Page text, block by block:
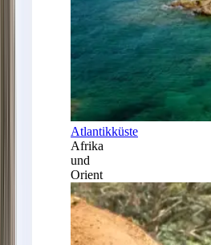
Atlantikküste
Afrika
und
Orient